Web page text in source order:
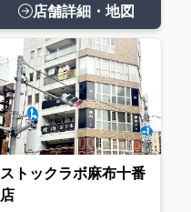
店舗詳細・地図
ストックラボ麻布十番
店